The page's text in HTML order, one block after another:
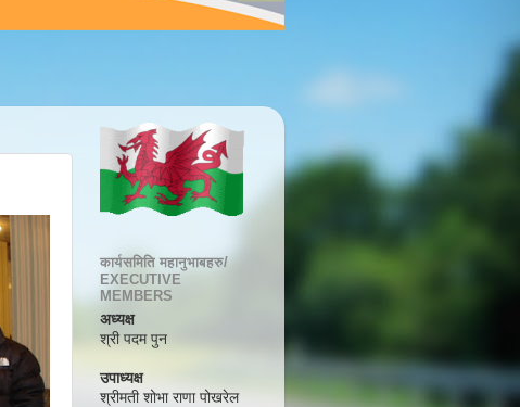
कार्यसमिति महानुभाबहरु/
EXECUTIVE
MEMBERS
अध्यक्ष
श्री पदम पुन
उपाध्यक्ष
श्रीमती शोभा राणा पोखरेल